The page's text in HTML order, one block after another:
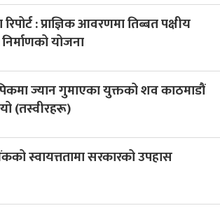
रिपोर्ट : प्राज्ञिक आवरणमा तिब्बत पक्षीय
योजना
ज्यान गुमाएका युक्तको शव काठमाडौं
(तस्वीरहरू)
बैंकको स्वायत्ततामा सरकारको उपहास